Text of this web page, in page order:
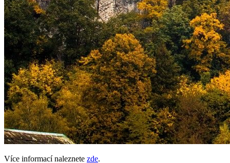
Více informací naleznete zde.